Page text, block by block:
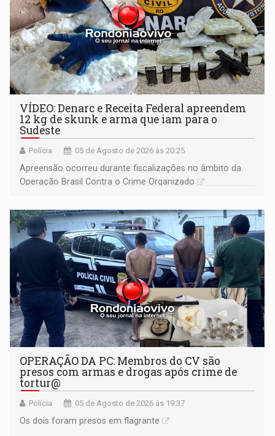
VÍDEO: Denarc e Receita Federal apreendem
12 kg de skunk e arma que iam para o
Sudeste
Polícia 05 de Agosto de 2026 às 20:25
Apreensão ocorreu durante fiscalizações no âmbito da
Operação Brasil Contra o Crime Organizado
OPERAÇÃO DA PC: Membros do CV são
presos com armas e drogas após crime de
tortur@
Polícia 05 de Agosto de 2026 às 19:37
Os dois foram presos em flagrante